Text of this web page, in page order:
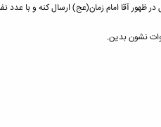
آقا امام زمان(عج) ارسال کنه و با عدد
نشون بدین.